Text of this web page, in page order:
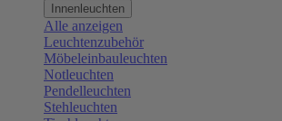
Innenleuchten
Alle anzeigen
Leuchtenzubehör
Möbeleinbauleuchten
Notleuchten
Pendelleuchten
Stehleuchten